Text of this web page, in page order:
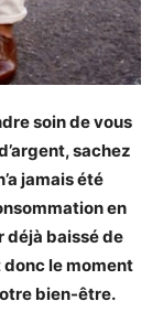
soin de vous
sachez
jamais été
en
déjà baissé de
donc le moment
bien-être.